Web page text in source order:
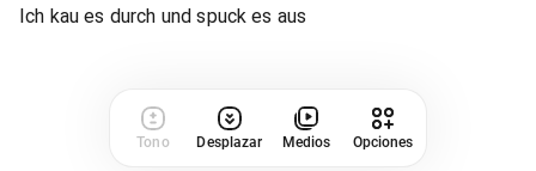
Ich kau es durch und spuck es aus
Tono Desplazar Medios Opciones